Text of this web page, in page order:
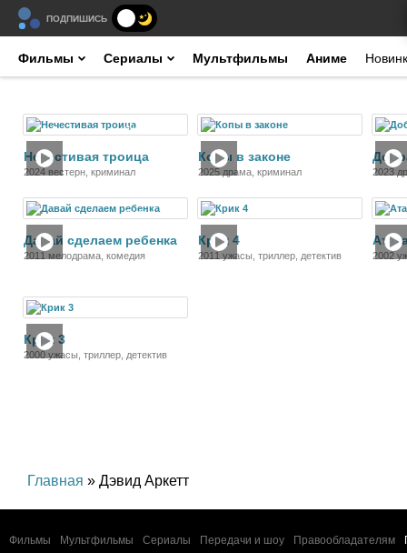
ПОДПИШИСЬ
Фильмы Сериалы Мультфильмы Аниме
Фильм
Нечестивая троица
2024 вестерн, криминал
Копы в законе
2025 драма, криминал 2023
Фильм
Давай сделаем ребенка
2011 мелодрама, комедия
Крик 4
2011 ужасы, триллер, детектив
2002
Крик 3
2000 ужасы, триллер, детектив
Главная » Дэвид Аркетт
Фильмы Мультфильмы Сериалы Передачи и шоу Правообладателям